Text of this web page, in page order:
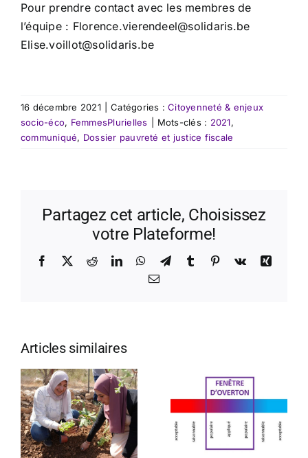
Pour prendre contact avec les membres de
l’équipe : Florence.vierendeel@solidaris.be
Elise.voillot@solidaris.be
16 décembre 2021 Catégories :Citoyenneté & enjeux
socio-éco, FemmesPlurielles Mots-clés : 2021,
communiqué, Dossier pauvreté et justice fiscale
Partagez cet article, Choisissez
votre Plateforme!
Facebook
X RedditLinkedInWhatsApp
TelegramTumblr Pinterest
Vk
Xing
Email
Articles similaires